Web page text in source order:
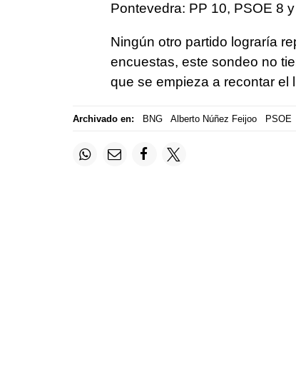
Pontevedra: PP 10, PSOE 8
Ningún otro partido lograría
encuestas, este sondeo no
que se empieza a recontar el
Archivado en: BNG Alberto Núñez Feijoo PSOE